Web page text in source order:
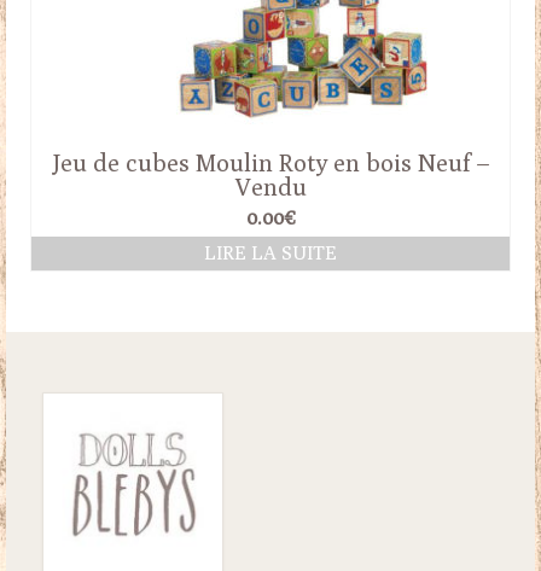
Jeu de cubes Moulin Roty en bois Neuf –
Vendu
0.00€
LIRE LA SUITE